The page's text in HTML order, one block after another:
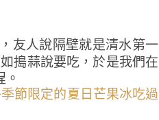
友人說隔壁就是清水第一
搗蒜說要吃，於是我們在